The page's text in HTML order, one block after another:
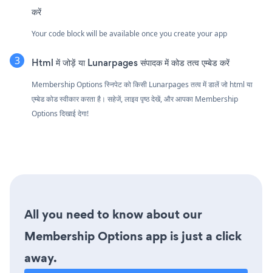
करें
Your code block will be available once you create your app
Html में जोड़ें या Lunarpages संपादक में कोड तत्व एम्बेड करें
Membership Options स्निपेट को किसी Lunarpages तत्व में डालें जो html या
एम्बेड कोड स्वीकार करता है। सहेजें, लाइव पृष्ठ देखें, और आपका Membership
Options दिखाई देगा!
All you need to know about our
Membership Options app is just a click
away.